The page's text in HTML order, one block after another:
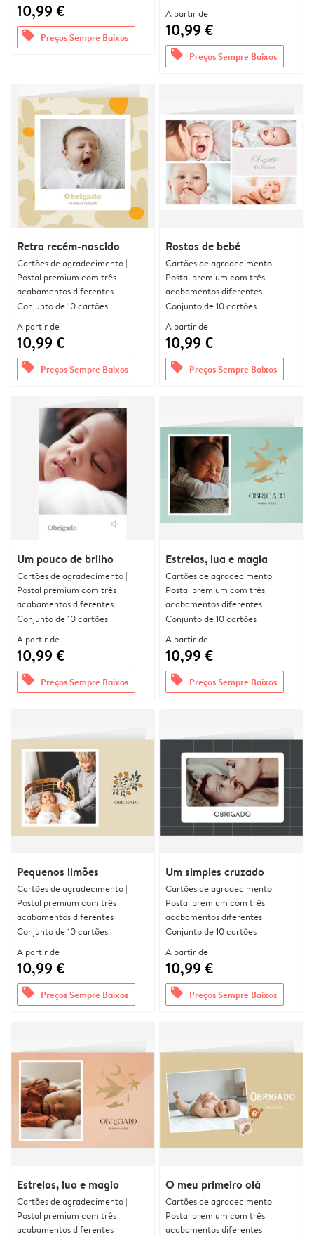
10,99 €
offers Preços Sempre Baixos
A partir de
10,99 €
offers Preços Sempre Baixos
Retro recém-nascido
Cartões de agradecimento |
Postal premium com três
acabamentos diferentes
Conjunto de 10 cartões
A partir de
10,99 €
offers Preços Sempre Baixos
Rostos de bebé
Cartões de agradecimento |
Postal premium com três
acabamentos diferentes
Conjunto de 10 cartões
A partir de
10,99 €
offers Preços Sempre Baixos
Um pouco de brilho
Cartões de agradecimento |
Postal premium com três
acabamentos diferentes
Conjunto de 10 cartões
A partir de
10,99 €
offers Preços Sempre Baixos
Estrelas, lua e magia
Cartões de agradecimento |
Postal premium com três
acabamentos diferentes
Conjunto de 10 cartões
A partir de
10,99 €
offers Preços Sempre Baixos
Pequenos limões
Cartões de agradecimento |
Postal premium com três
acabamentos diferentes
Conjunto de 10 cartões
A partir de
10,99 €
offers Preços Sempre Baixos
Um simples cruzado
Cartões de agradecimento |
Postal premium com três
acabamentos diferentes
Conjunto de 10 cartões
A partir de
10,99 €
offers Preços Sempre Baixos
Estrelas, lua e magia
Cartões de agradecimento |
Postal premium com três
acabamentos diferentes
O meu primeiro olá
Cartões de agradecimento |
Postal premium com três
acabamentos diferentes